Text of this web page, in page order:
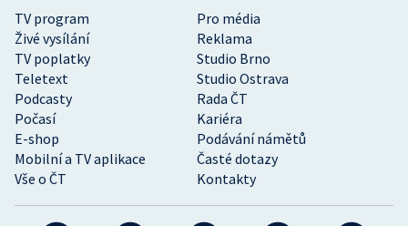
TV program
Pro média
Živé vysílání
Reklama
TV poplatky
Studio Brno
Teletext
Studio Ostrava
Podcasty
Rada ČT
Počasí
Kariéra
E-shop
Podávání námětů
Mobilní a TV aplikace
Časté dotazy
Vše o ČT
Kontakty